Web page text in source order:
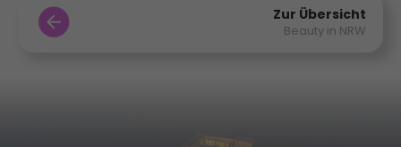
Zur Übersicht
Beauty in NRW